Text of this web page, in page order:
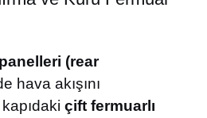
(rear
hava akışını
çift fermuarlı